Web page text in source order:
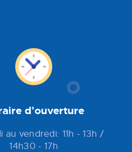
d'ouverture
au vendredi: 11h - 13h /
14h30 - 17h